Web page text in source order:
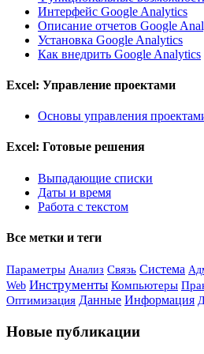
Интерфейс Google Analytics
Описание отчетов Google
Установка Google Analytics
Как внедрить Google Analytics
Excel: Управление проектами
Основы управления
Excel: Готовые решения
Выпадающие списки
Даты и время
Работа с текстом
Все метки и теги
Параметры Анализ Связь Система
Web Инструменты Компьютеры
Оптимизация Данные Информация
Новые публикации